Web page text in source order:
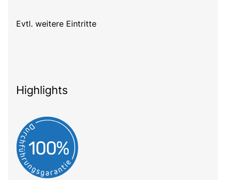
Evtl. weitere Eintritte
Highlights